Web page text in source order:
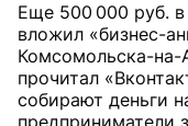
Еще 500 000 руб.
вложил «бизнес-
Комсомольска-на-
прочитал
собирают деньги
предприниматели